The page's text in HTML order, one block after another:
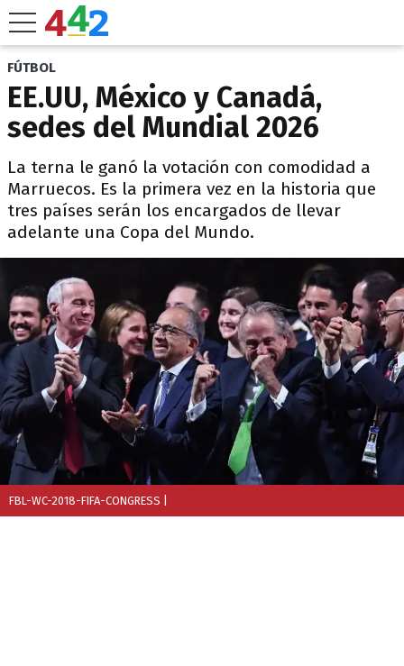
FÚTBOL
EE.UU, México y Canadá,
sedes del Mundial 2026
La terna le ganó la votación con comodidad a
Marruecos. Es la primera vez en la historia que
tres países serán los encargados de llevar
adelante una Copa del Mundo.
FBL-WC-2018-FIFA-CONGRESS